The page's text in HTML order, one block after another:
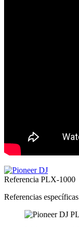
Referencia PLX-1000
Referencias específicas